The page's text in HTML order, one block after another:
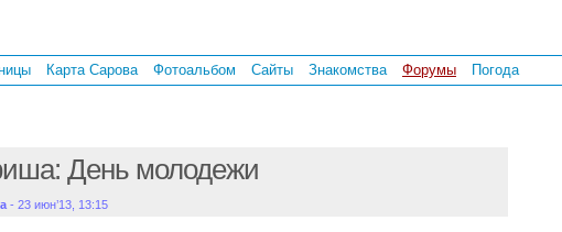
Карта Сарова Фотоальбом Сайты Знакомства Форумы Погода
День молодежи
- 23 июн’13, 13:15